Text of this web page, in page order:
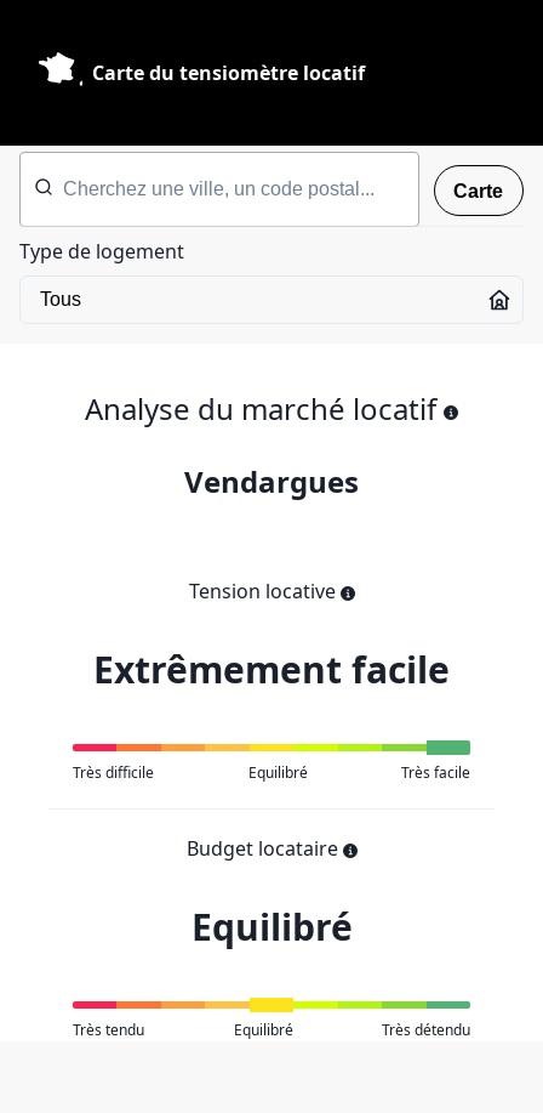
Carte du tensiomètre locatif
Carte
Type de logement
Analyse du marché locatif
Vendargues
Tension locative
Extrêmement facile
Très difficile Equilibré Très facile
Budget locataire
Equilibré
Très tendu Equilibré Très détendu